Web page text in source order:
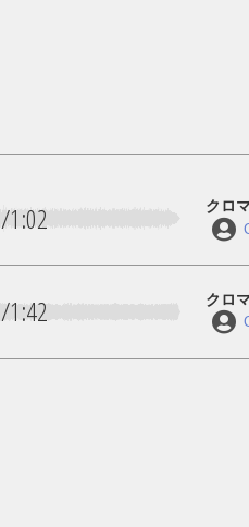
/1:02 クロ
/1:42 クロ